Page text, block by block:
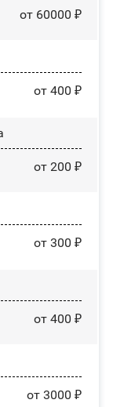
от 60000 ₽
от 400 ₽
от 200 ₽
от 300 ₽
от 400 ₽
от 3000 ₽